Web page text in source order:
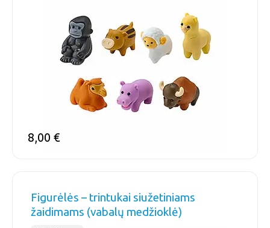
8,00 €
Figurėlės – trintukai siužetiniams
žaidimams (vabalų medžioklė)